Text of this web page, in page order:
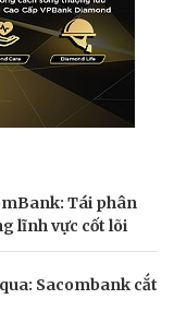
Tái phân
lĩnh vực cốt lõi
Sacombank cắt